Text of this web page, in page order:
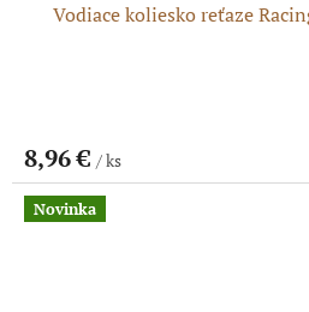
Vodiace koliesko reťaze
8,96 € / ks
Novinka